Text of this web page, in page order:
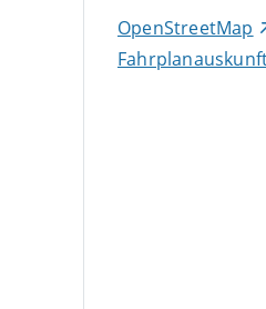
OpenStreetMap